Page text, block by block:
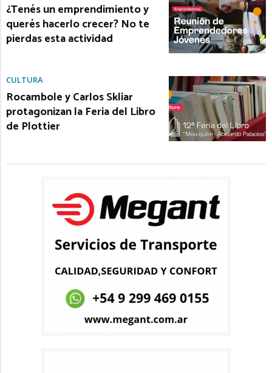
¿Tenés un emprendimiento y
querés hacerlo crecer? No te
pierdas esta actividad
CULTURA
Rocambole y Carlos Skliar
protagonizan la Feria del Libro
de Plottier